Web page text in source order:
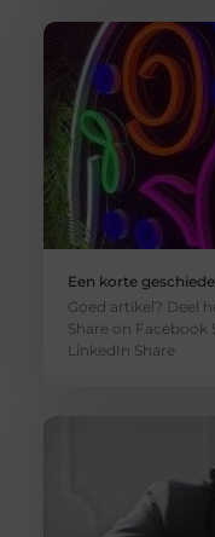
Een korte
Goed artikel? Deel
Share on Facebook
LinkedIn Share